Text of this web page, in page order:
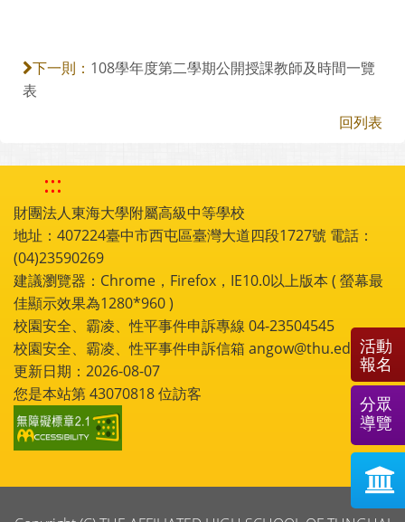
下一則： 108學年度第二學期公開授課教師及時間一覽
表
回列表
:::
財團法人東海大學附屬高級中等學校
地址：407224臺中市西屯區臺灣大道四段1727號 電話：
(04)23590269
建議瀏覽器：Chrome，Firefox，IE10.0以上版本 ( 螢幕最
佳顯示效果為1280*960 )
校園安全、霸凌、性平事件申訴專線 04-23504545
校園安全、霸凌、性平事件申訴信箱 angow@thu.edu.tw
更新日期：2026-08-07
您是本站第43070818位訪客
活動
報名
分眾
導覽